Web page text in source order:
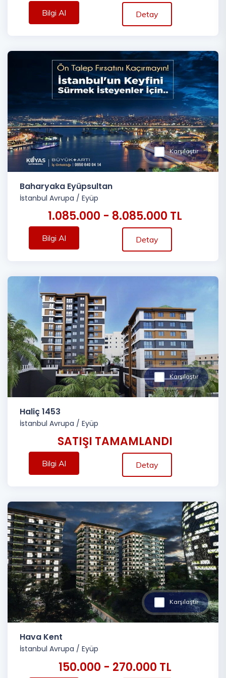
Bilgi Al Detay
Karşılaştır
Baharyaka Eyüpsultan
İstanbul Avrupa / Eyüp
1.085.000 - 8.085.000 TL
Bilgi Al Detay
Karşılaştır
Haliç 1453
İstanbul Avrupa / Eyüp
SATIŞI TAMAMLANDI
Bilgi Al Detay
Karşılaştır
Hava Kent
İstanbul Avrupa / Eyüp
150.000 - 270.000 TL